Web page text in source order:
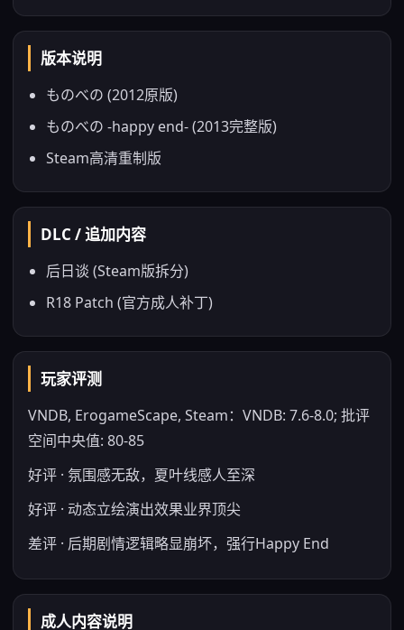
版本说明
ものべの (2012原版)
ものべの -happy end- (2013完整版)
Steam高清重制版
DLC / 追加内容
后日谈 (Steam版拆分)
R18 Patch (官方成人补丁)
玩家评测
VNDB, ErogameScape, Steam：VNDB: 7.6-8.0; 批评
空间中央值: 80-85
好评 · 氛围感无敌，夏叶线感人至深
好评 · 动态立绘演出效果业界顶尖
差评 · 后期剧情逻辑略显崩坏，强行Happy End
成人内容说明